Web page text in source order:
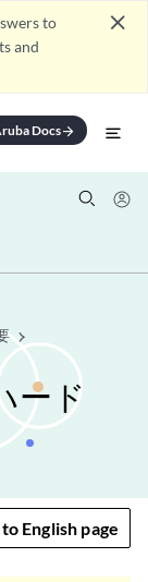
to
and
close
Docsarrow_forward
ード
English page